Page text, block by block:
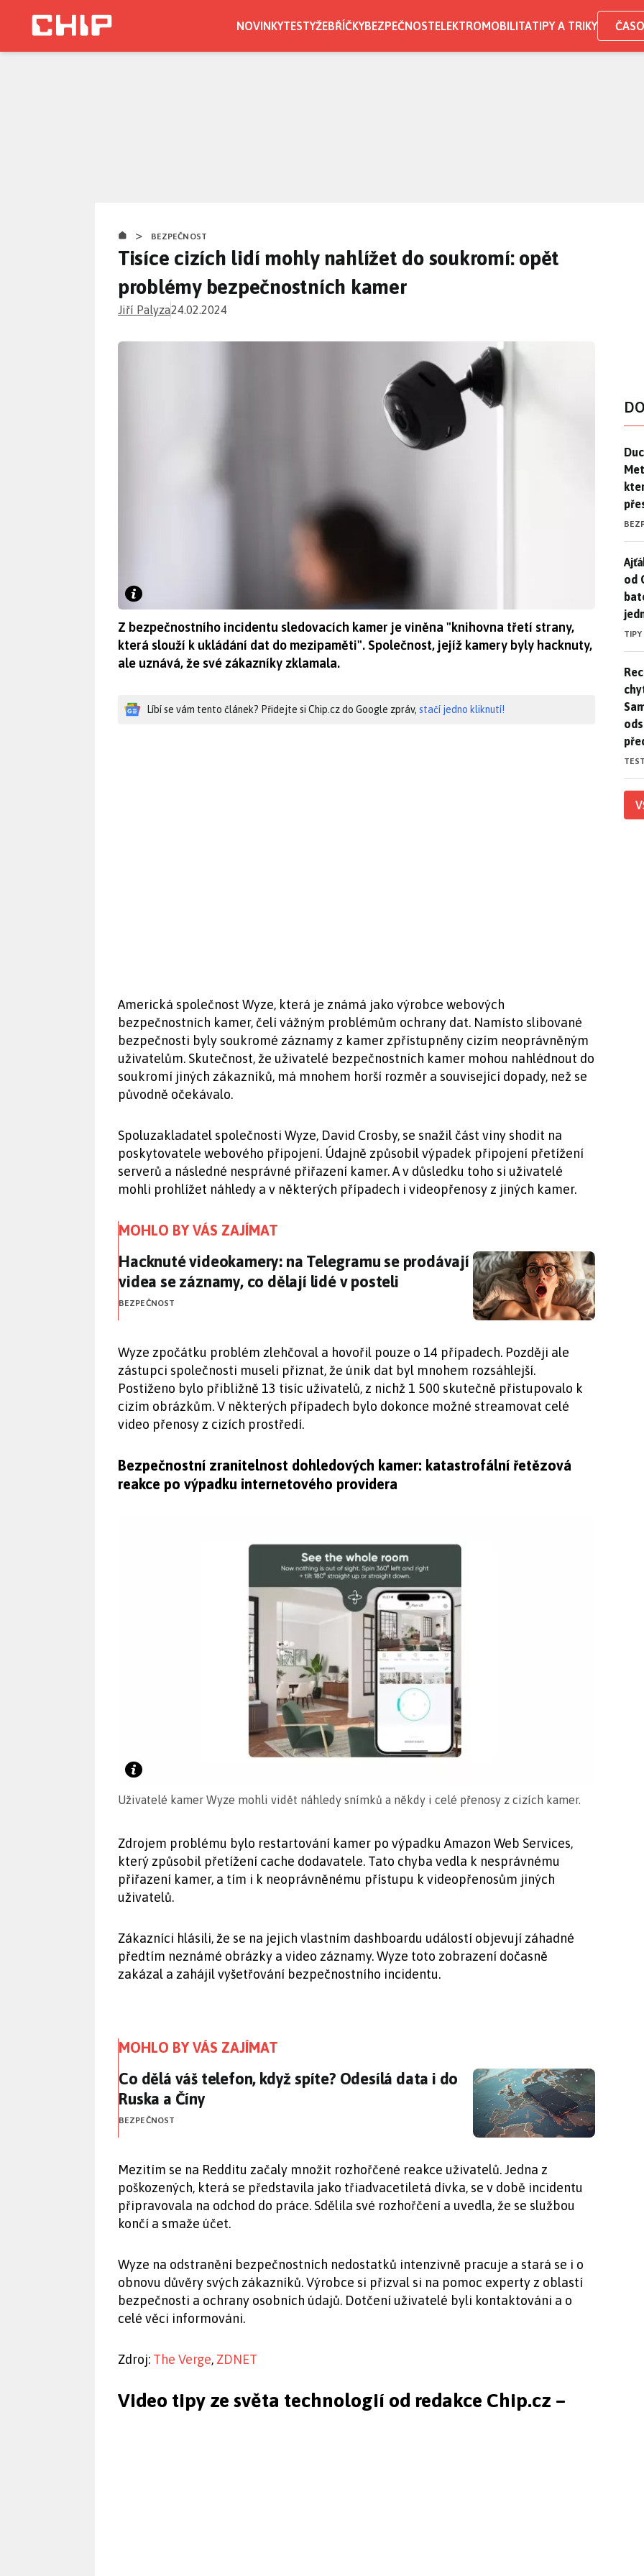
NOVINKYTESTYŽEBŘÍČKYBEZPEČNOSTELEKTROMOBILITATIPY A TRIKY
> BEZPEČNOST
Tisíce cizích lidí mohly nahlížet do soukromí: opět
problémy bezpečnostních kamer
Jiří Palyza24.02.2024
Z bezpečnostního incidentu sledovacích kamer je viněna "knihovna třetí strany,
která slouží k ukládání dat do mezipaměti". Společnost, jejíž kamery byly hacknuty,
ale uznává, že své zákazníky zklamala.
Líbí se vám tento článek? Přidejte si Chip.cz do Google zpráv, stačí jedno kliknutí!
Americká společnost Wyze, která je známá jako výrobce webových
bezpečnostních kamer, čelí vážným problémům ochrany dat. Namísto slibované
bezpečnosti byly soukromé záznamy z kamer zpřístupněny cizím neoprávněným
uživatelům. Skutečnost, že uživatelé bezpečnostních kamer mohou nahlédnout do
soukromí jiných zákazníků, má mnohem horší rozměr a související dopady, než se
původně očekávalo.
Spoluzakladatel společnosti Wyze, David Crosby, se snažil část viny shodit na
poskytovatele webového připojení. Údajně způsobil výpadek připojení přetížení
serverů a následné nesprávné přiřazení kamer. A v důsledku toho si uživatelé
mohli prohlížet náhledy a v některých případech i videopřenosy z jiných kamer.
MOHLO BY VÁS ZAJÍMAT
Hacknuté videokamery: na Telegramu se prodávají videa se záznamy, co
Hacknuté videokamery: na Telegramu se prodávají
videa se záznamy, co dělají lidé v posteli
BEZPEČNOST
Wyze zpočátku problém zlehčoval a hovořil pouze o 14 případech. Později ale
zástupci společnosti museli přiznat, že únik dat byl mnohem rozsáhlejší.
Postiženo bylo přibližně 13 tisíc uživatelů, z nichž 1 500 skutečně přistupovalo k
cizím obrázkům. V některých případech bylo dokonce možné streamovat celé
video přenosy z cizích prostředí.
Bezpečnostní zranitelnost dohledových kamer: katastrofální řetězová
reakce po výpadku internetového providera
Uživatelé kamer Wyze mohli vidět náhledy snímků a někdy i celé přenosy z cizích kamer.
Zdrojem problému bylo restartování kamer po výpadku Amazon Web Services,
který způsobil přetížení cache dodavatele. Tato chyba vedla k nesprávnému
přiřazení kamer, a tím i k neoprávněnému přístupu k videopřenosům jiných
uživatelů.
Zákazníci hlásili, že se na jejich vlastním dashboardu událostí objevují záhadné
předtím neznámé obrázky a video záznamy. Wyze toto zobrazení dočasně
zakázal a zahájil vyšetřování bezpečnostního incidentu.
MOHLO BY VÁS ZAJÍMAT
Co dělá váš telefon, když spíte? Odesílá data i do Ruska a Číny
Co dělá váš telefon, když spíte? Odesílá data i do
Ruska a Číny
BEZPEČNOST
Mezitím se na Redditu začaly množit rozhořčené reakce uživatelů. Jedna z
poškozených, která se představila jako třiadvacetiletá dívka, se v době incidentu
připravovala na odchod do práce. Sdělila své rozhořčení a uvedla, že se službou
končí a smaže účet.
Wyze na odstranění bezpečnostních nedostatků intenzivně pracuje a stará se i o
obnovu důvěry svých zákazníků. Výrobce si přizval si na pomoc experty z oblastí
bezpečnosti a ochrany osobních údajů. Dotčení uživatelé byli kontaktováni a o
celé věci informováni.
Zdroj: The Verge, ZDNET
Video tipy ze světa technologií od redakce Chip.cz –
od